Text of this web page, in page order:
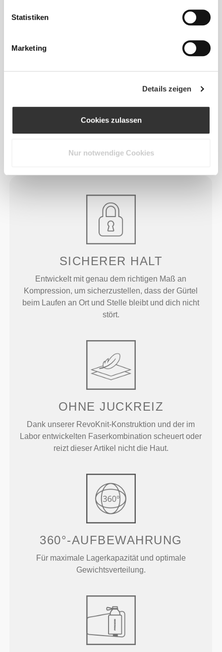
Statistiken
Marketing
Details zeigen
Cookies zulassen
Nur notwendige Cookies
Alles
€16.99 €59.99
€29.99
SICHERER HALT
Entwickelt mit genau dem richtigen Maß an
Kompression, um sicherzustellen, dass der Gürtel
beim Laufen an Ort und Stelle bleibt und dich nicht
stört.
OHNE JUCKREIZ
Dank unserer RevoKnit-Konstruktion und der im
Labor entwickelten Faserkombination scheuert oder
reizt dieser Artikel nicht die Haut.
360°-AUFBEWAHRUNG
Für maximale Lagerkapazität und optimale
Gewichtsverteilung.